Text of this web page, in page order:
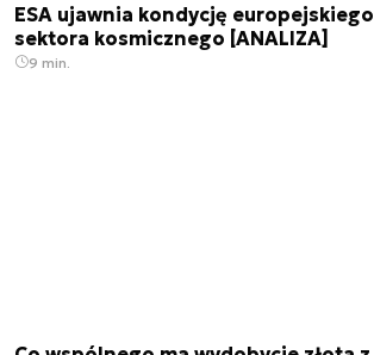
ESA ujawnia kondycję europejskiego
sektora kosmicznego [ANALIZA]
9 min.